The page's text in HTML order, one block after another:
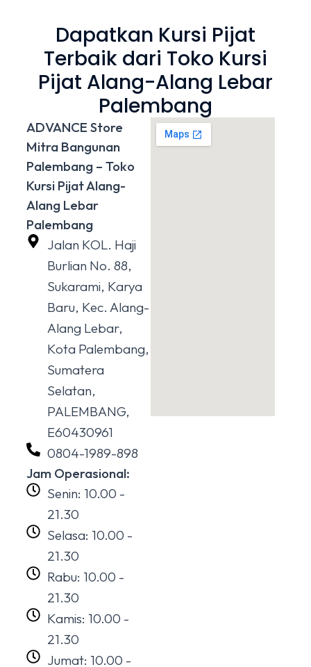
Dapatkan Kursi Pijat
Terbaik dari Toko Kursi
Pijat Alang-Alang Lebar
Palembang
ADVANCE Store
Mitra Bangunan
Palembang – Toko
Kursi Pijat Alang-
Alang Lebar
Palembang
Jalan KOL. Haji
Burlian No. 88,
Sukarami, Karya
Baru, Kec. Alang-
Alang Lebar,
Kota Palembang,
Sumatera
Selatan,
PALEMBANG,
E60430961
0804-1989-898
Jam Operasional:
Senin: 10.00 -
21.30
Selasa: 10.00 -
21.30
Rabu: 10.00 -
21.30
Kamis: 10.00 -
21.30
Jumat: 10.00 -